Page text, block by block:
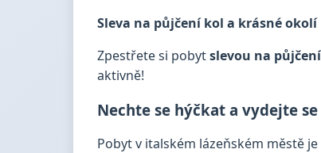
Sleva na půjčení kol a krásné okolí
Zpestřete si pobytslevou na
aktivně!
Nechte se hýčkat a vydejte
Pobyt v italském lázeňském městě